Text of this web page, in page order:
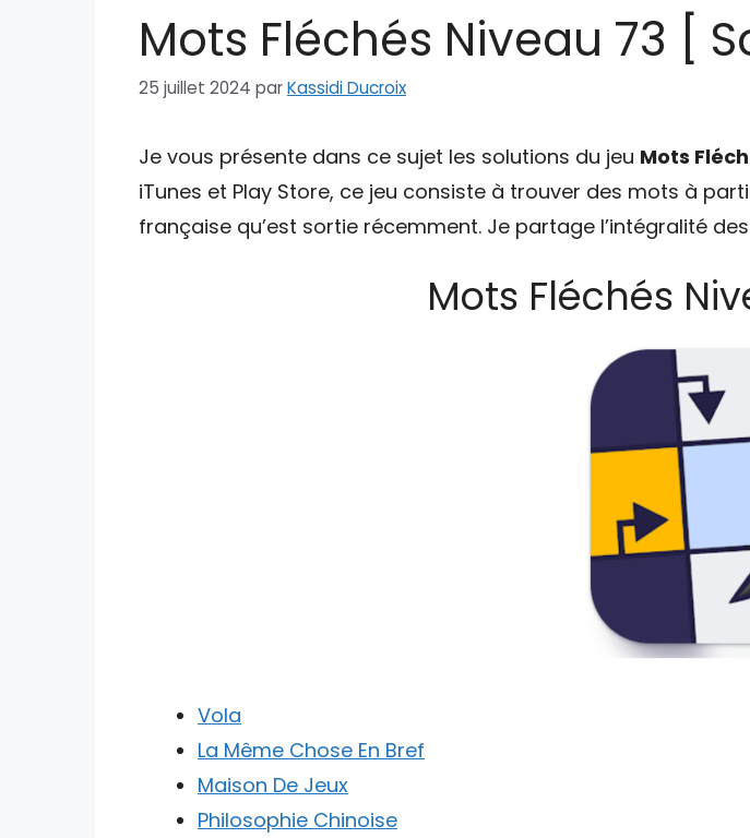
Mots Fléchés Niveau 73 [
25 juillet 2024 parKassidi Ducroix
Je vous présente dans ce sujet les solutions du jeu Mots
iTunes et Play Store, ce jeu consiste à trouver des mots à
française qu’est sortie récemment. Je partage l’intégralité
Mots Fléchés
Vola
La Même Chose En Bref
Maison De Jeux
Philosophie Chinoise